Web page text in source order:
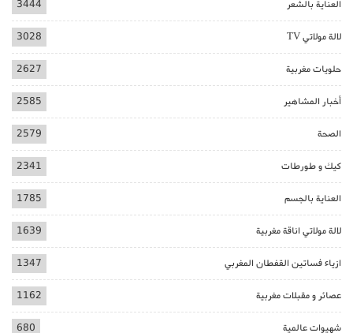
العناية بالشعر 3444
لالة مولاتي TV 3028
حلويات مغربية 2627
أخبار المشاهير 2585
الصحة 2579
كيك و طورطات 2341
العناية بالجسم 1785
لالة مولاتي اناقة مغربية 1639
ازياء فساتين القفطان المغربي 1347
عصائر و مقبلات مغربية 1162
شهيوات عالمية 680